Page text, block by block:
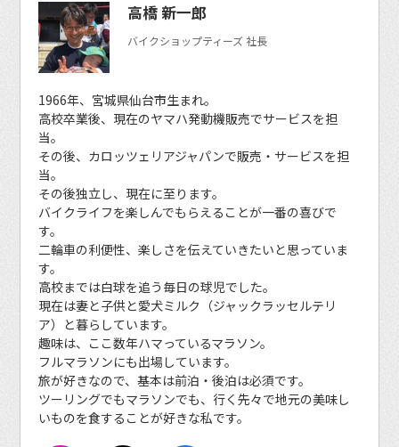
高橋 新一郎
バイクショップティーズ 社長
1966年、宮城県仙台市生まれ。
高校卒業後、現在のヤマハ発動機販売でサービスを担
当。
その後、カロッツェリアジャパンで販売・サービスを担
当。
その後独立し、現在に至ります。
バイクライフを楽しんでもらえることが一番の喜びで
す。
二輪車の利便性、楽しさを伝えていきたいと思っていま
す。
高校までは白球を追う毎日の球児でした。
現在は妻と子供と愛犬ミルク（ジャックラッセルテリ
ア）と暮らしています。
趣味は、ここ数年ハマっているマラソン。
フルマラソンにも出場しています。
旅が好きなので、基本は前泊・後泊は必須です。
ツーリングでもマラソンでも、行く先々で地元の美味し
いものを食することが好きな私です。